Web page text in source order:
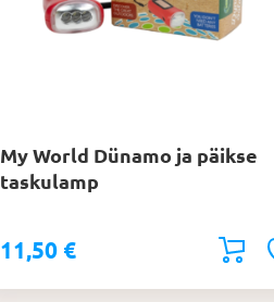
My World Dünamo ja päikse
taskulamp
11,50 €